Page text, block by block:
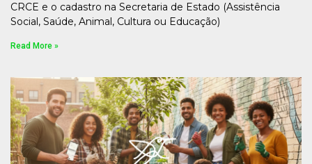
CRCE e o cadastro na Secretaria de Estado (Assistência
Social, Saúde, Animal, Cultura ou Educação)
Read More »